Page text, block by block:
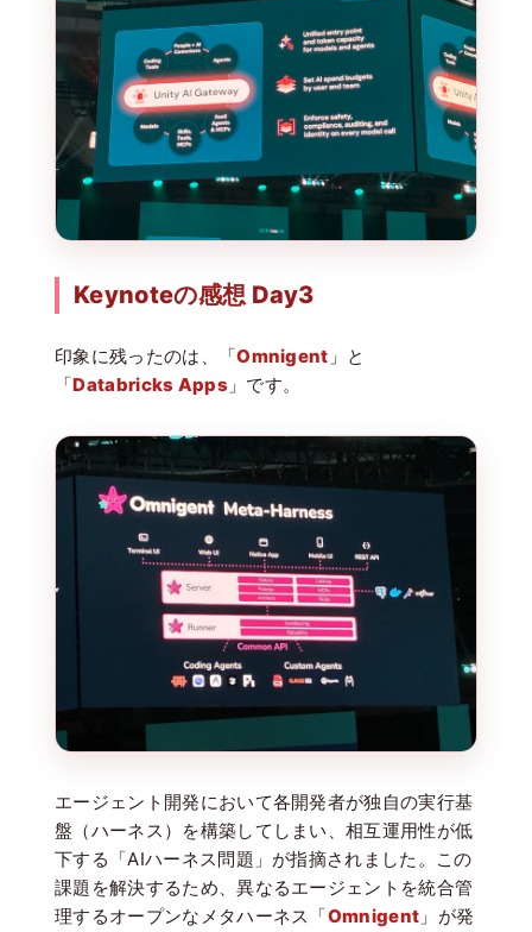
Keynoteの感想 Day3
印象に残ったのは、「Omnigent 」と
「Databricks Apps 」です。
エージェント開発において各開発者が独自の実行基
盤（ハーネス）を構築してしまい、相互運用性が低
下する「AIハーネス問題」が指摘されました。この
課題を解決するため、異なるエージェントを統合管
理するオープンなメタハーネス「Omnigent 」が発